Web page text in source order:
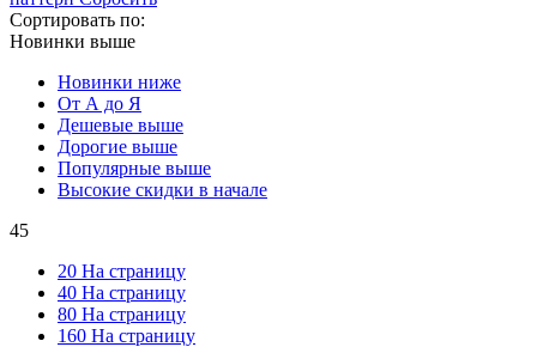
Сортировать по:
Новинки выше
Новинки ниже
От А до Я
Дешевые выше
Дорогие выше
Популярные выше
Высокие скидки в начале
45
20 На страницу
40 На страницу
80 На страницу
160 На страницу